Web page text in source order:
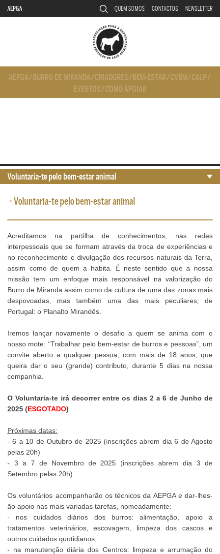
AEPGA QUEM SOMOS CONTACTOS NEWSLETTER
AEPGA/ BURRO DE MIRANDA/CRIADORES/ BEM-ESTAR/CVBM/CALP/
EVENTOS/COMO APOIAR
•Voluntaria-te pelo bem-estar animal
Acreditamos na partilha de conhecimentos, nas redes
interpessoais que se formam através da troca de experiências e
no reconhecimento e divulgação dos recursos naturais da Terra,
assim como de quem a habita. É neste sentido que a nossa
missão tem um enfoque mais responsável na valorização do
Burro de Miranda assim como da cultura de uma das zonas mais
despovoadas, mas também uma das mais peculiares, de
Portugal: o Planalto Mirandês.
Iremos lançar novamente o desafio a quem se anima com o
nosso mote: “Trabalhar pelo bem-estar de burros e pessoas”, um
convite aberto a qualquer pessoa, com mais de 18 anos, que
queira dar o seu (grande) contributo, durante 5 dias na nossa
companhia.
O Voluntaria-te irá decorrer entre os dias 2 a 6 de Junho de
2025 (ESGOTADO)
Próximas datas:
- 6 a 10 de Outubro de 2025 (inscrições abrem dia 6 de Agosto
pelas 20h)
- 3 a 7 de Novembro de 2025 (inscrições abrem dia 3 de
Setembro pelas 20h)
Os voluntários acompanharão os técnicos da AEPGA e dar-lhes-
ão apoio nas mais variadas tarefas, nomeadamente:
- nos cuidados diários dos burros: alimentação, apoio a
tratamentos veterinários, escovagem, limpeza dos cascos e
outros cuidados quotidianos;
- na manutenção diária dos Centros: limpeza e arrumação do
Voluntaria-te pelo bem-estar animal